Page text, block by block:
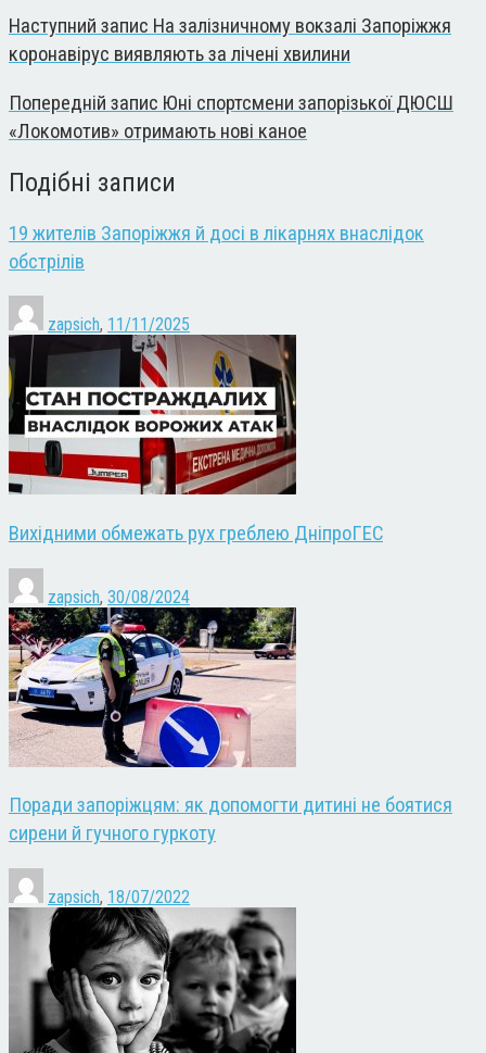
Наступний запис На залізничному вокзалі Запоріжжя
коронавірус виявляють за лічені хвилини
Попередній запис Юні спортсмени запорізької ДЮСШ
«Локомотив» отримають нові каное
Подібні записи
19 жителів Запоріжжя й досі в лікарнях внаслідок
обстрілів
zapsich, 11/11/2025
Вихідними обмежать рух греблею ДніпроГЕС
zapsich, 30/08/2024
Поради запоріжцям: як допомогти дитині не боятися
сирени й гучного гуркоту
zapsich, 18/07/2022